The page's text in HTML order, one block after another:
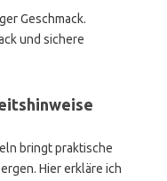
Geschmack.
und sichere
bringt praktische
Hier erkläre ich